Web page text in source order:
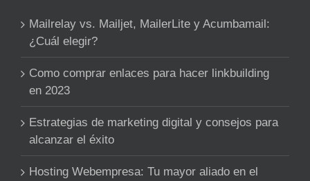
Mailrelay vs. Mailjet, MailerLite y Acumbamail:
¿Cuál elegir?
Como comprar enlaces para hacer linkbuilding
en 2023
Estrategias de marketing digital y consejos para
alcanzar el éxito
Hosting Webempresa: Tu mayor aliado en el